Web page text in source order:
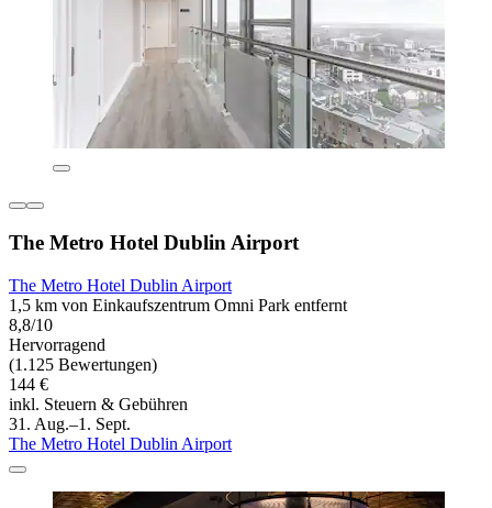
The Metro Hotel Dublin Airport
The Metro Hotel Dublin Airport
1,5 km von Einkaufszentrum Omni Park entfernt
8,8/10
Hervorragend
(1.125 Bewertungen)
144 €
inkl. Steuern & Gebühren
31. Aug.–1. Sept.
The Metro Hotel Dublin Airport